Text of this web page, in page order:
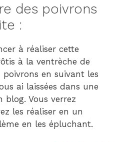
des poivrons
:
à réaliser cette
à la ventrèche de
en suivant les
ai laissées dans une
Vous verrez
les réaliser en un
en les épluchant.